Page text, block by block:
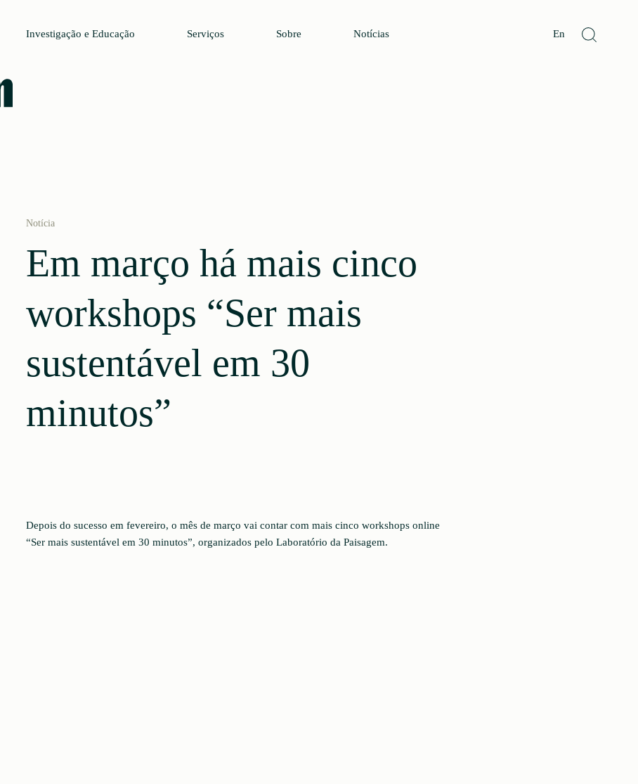
Investigação e Educação Serviços Sobre Notícias En
Notícia
Em março há mais cinco
workshops “Ser mais
sustentável em 30
minutos”
Depois do sucesso em fevereiro, o mês de março vai contar com mais cinco workshops online
“Ser mais sustentável em 30 minutos”, organizados pelo Laboratório da Paisagem.